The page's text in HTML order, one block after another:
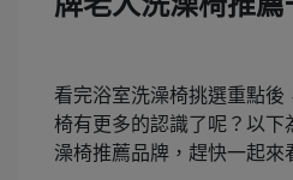
看完浴室洗澡椅挑選重點後
椅有更多的認識了呢？以下
澡椅推薦品牌，趕快一起來